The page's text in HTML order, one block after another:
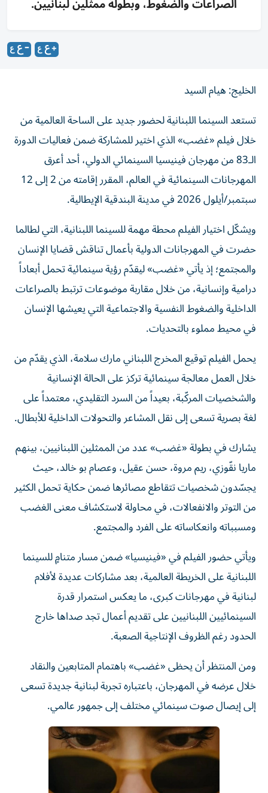
الخليج: هيام السيد
تستعد السينما اللبنانية لحضور جديد على الساحة العالمية من
خلال فيلم «غضب» الذي اختير للمشاركة ضمن فعاليات الدورة
الـ83 من مهرجان فينيسيا السينمائي الدولي، أحد أعرق
المهرجانات السينمائية في العالم، المقرر إقامته من 2 إلى 12
سبتمبر/أيلول 2026 في مدينة البندقية الإيطالية.
ويشكّل اختيار الفيلم محطة مهمة للسينما اللبنانية، التي لطالما
حضرت في المهرجانات الدولية بأعمال تناقش قضايا الإنسان
والمجتمع؛ إذ يأتي «غضب» ليقدّم رؤية سينمائية تحمل أبعاداً
درامية وإنسانية، من خلال مقاربة موضوعات ترتبط بالصراعات
الداخلية والضغوط النفسية والاجتماعية التي يعيشها الإنسان
في محيط مملوء بالتحديات.
يحمل الفيلم توقيع المخرج اللبناني مارك سلامة، الذي يقدّم من
خلال العمل معالجة سينمائية تركز على الحالة الإنسانية
والشخصيات المركّبة، بعيداً من السرد التقليدي، معتمداً على
لغة بصرية تسعى إلى نقل المشاعر والتحولات الداخلية للأبطال.
يشارك في بطولة «غضب» عدد من الممثلين اللبنانيين، بينهم
ماريا نقّوزي، ريم مروة، حسن عقيل، وعصام بو خالد، حيث
يجسّدون شخصيات تتقاطع مصائرها ضمن حكاية تحمل الكثير
من التوتر والانفعالات، في محاولة لاستكشاف معنى الغضب
ومسبباته وانعكاساته على الفرد والمجتمع.
ويأتي حضور الفيلم في «فينيسيا» ضمن مسار متنامٍ للسينما
اللبنانية على الخريطة العالمية، بعد مشاركات عديدة لأفلام
لبنانية في مهرجانات كبرى، ما يعكس استمرار قدرة
السينمائيين اللبنانيين على تقديم أعمال تجد صداها خارج
الحدود رغم الظروف الإنتاجية الصعبة.
ومن المنتظر أن يحظى «غضب» باهتمام المتابعين والنقاد
خلال عرضه في المهرجان، باعتباره تجربة لبنانية جديدة تسعى
إلى إيصال صوت سينمائي مختلف إلى جمهور عالمي.